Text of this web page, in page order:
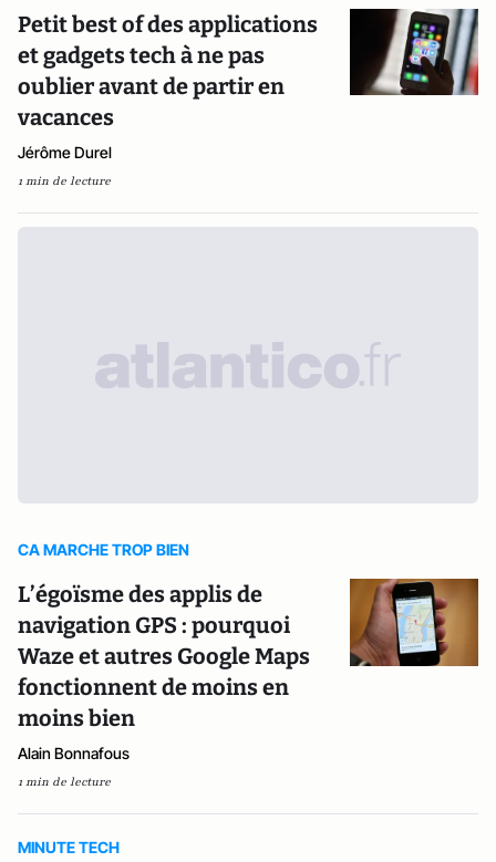
Petit best of des applications
et gadgets tech à ne pas
oublier avant de partir en
vacances
Jérôme Durel
1 min de lecture
CA MARCHE TROP BIEN
L’égoïsme des applis de
navigation GPS : pourquoi
Waze et autres Google Maps
fonctionnent de moins en
moins bien
Alain Bonnafous
1 min de lecture
MINUTE TECH